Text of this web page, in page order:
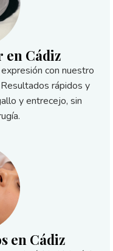
Cádiz
con nuestro
rápidos y
y entrecejo, sin
en Cádiz